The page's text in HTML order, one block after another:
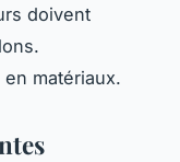
doivent
matériaux.